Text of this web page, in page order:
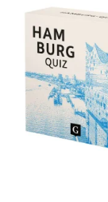
Hamburg-
mehr